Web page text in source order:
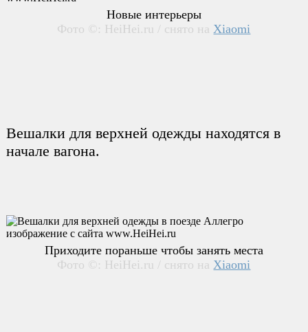
Новые интерьеры
Фото ©: HeiHei.ru / снято на Xiaomi
Вешалки для верхней одежды находятся в
начале вагона.
Приходите пораньше чтобы занять места
Фото ©: HeiHei.ru / снято на Xiaomi